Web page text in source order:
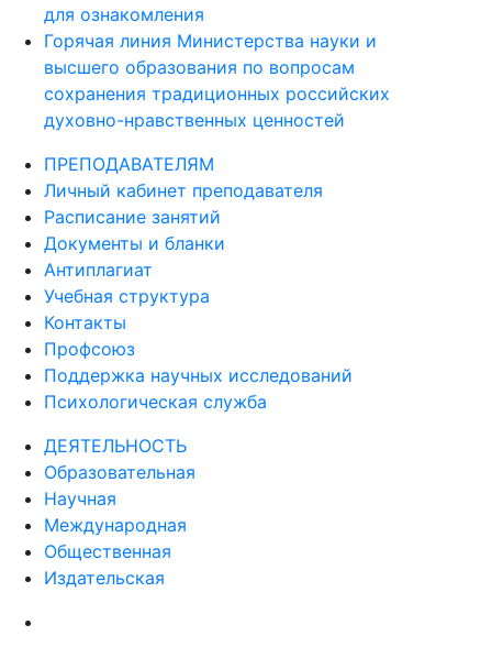
для ознакомления
Горячая линия Министерства науки и
высшего образования по вопросам
сохранения традиционных российских
духовно-нравственных ценностей
ПРЕПОДАВАТЕЛЯМ
Личный кабинет преподавателя
Расписание занятий
Документы и бланки
Антиплагиат
Учебная структура
Контакты
Профсоюз
Поддержка научных исследований
Психологическая служба
ДЕЯТЕЛЬНОСТЬ
Образовательная
Научная
Международная
Общественная
Издательская